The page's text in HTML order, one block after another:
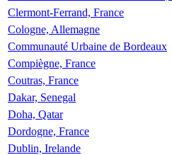
Clermont-Ferrand, France
Cologne, Allemagne
Communauté Urbaine de Bordeaux
Compiègne, France
Coutras, France
Dakar, Senegal
Doha, Qatar
Dordogne, France
Dublin, Irelande